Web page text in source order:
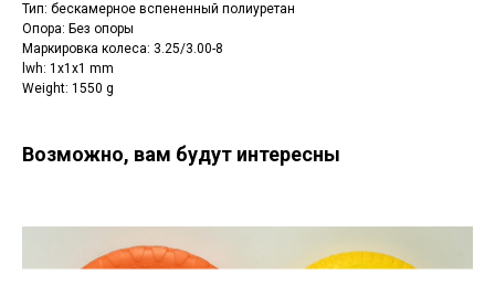
Тип: бескамерное вспененный полиуретан
Опора: Без опоры
Маркировка колеса: 3.25/3.00-8
lwh: 1x1x1 mm
Weight: 1550 g
Возможно, вам будут интересны